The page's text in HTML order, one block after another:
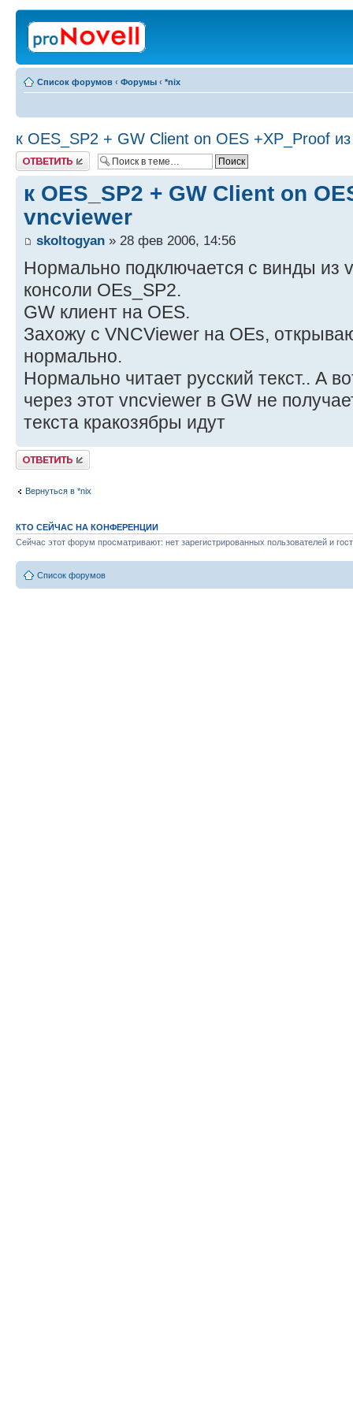
Список форумов ‹ Форумы ‹ *nix
к OES_SP2 + GW Client on OES +XP_Proof
Ответить
к OES_SP2 + GW Client on
vncviewer
skoltogyan » 28 фев 2006, 14:56
Нормально подключается с винды из
консоли OEs_SP2.
GW клиент на OES.
Захожу с VNCViewer на OEs,
нормально.
Нормально читает русский текст.. А
через этот vncviewer в GW не
текста кракозябры идут
Ответить
Вернуться в *nix
КТО СЕЙЧАС НА КОНФЕРЕНЦИИ
Сейчас этот форум просматривают: нет зарегистрированных пользователей и
Список форумов